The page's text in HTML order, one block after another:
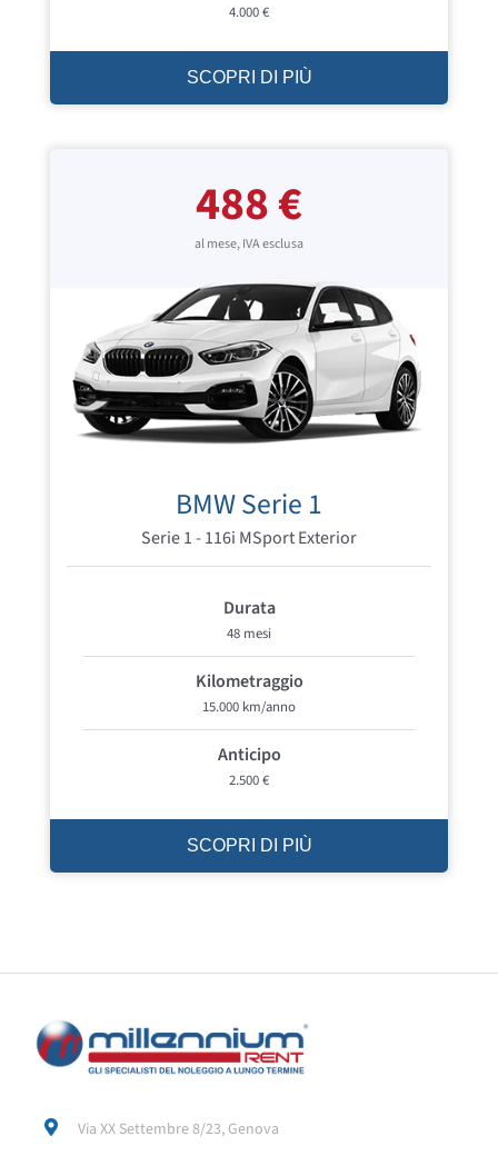
4.000 €
SCOPRI DI PIÙ
488 €
al mese, IVA esclusa
BMW Serie 1
Serie 1 - 116i MSport Exterior
Durata
48 mesi
Kilometraggio
15.000 km/anno
Anticipo
2.500 €
SCOPRI DI PIÙ
Via XX Settembre 8/23, Genova